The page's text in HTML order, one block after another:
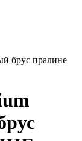
брус пралине